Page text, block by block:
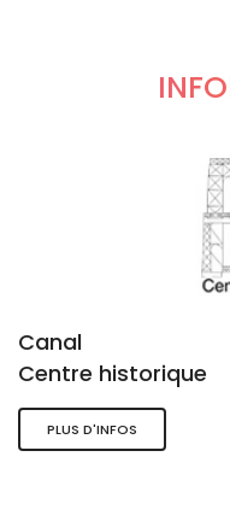
Canal
Centre historique
PLUS D'INFOS